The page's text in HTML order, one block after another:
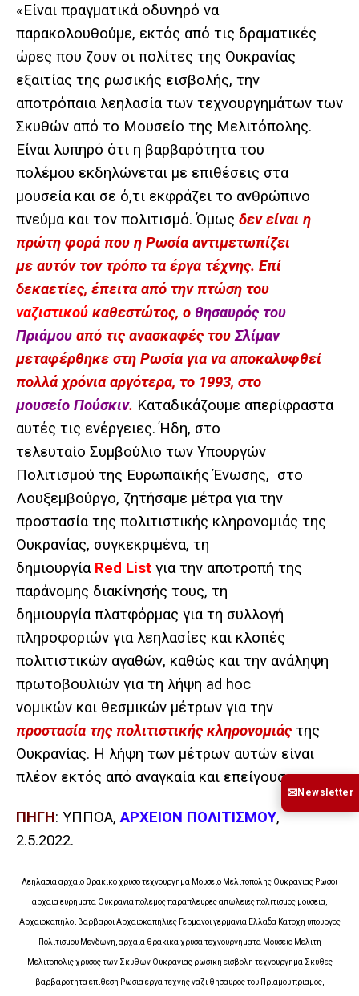
​«Είναι πραγματικά οδυνηρό να
παρακολουθούμε, εκτός από τις δραματικές
ώρες που ζουν οι πολίτες της Ουκρανίας
εξαιτίας της ρωσικής εισβολής, την
αποτρόπαια λεηλασία των τεχνουργημάτων των
Σκυθών από το Μουσείο της Μελιτόπολης.
Είναι λυπηρό ότι η βαρβαρότητα του
πολέμου εκδηλώνεται με επιθέσεις στα
μουσεία και σε ό,τι εκφράζει το ανθρώπινο
πνεύμα και τον πολιτισμό. Όμως δεν είναι η
πρώτη φορά που η Ρωσία αντιμετωπίζει
με αυτόν τον τρόπο τα έργα τέχνης. Επί
δεκαετίες, έπειτα από την πτώση του
ναζιστικού καθεστώτος, ο θησαυρός του
Πριάμου από τις ανασκαφές τουΣλίμαν
μεταφέρθηκε στη Ρωσία για να αποκαλυφθεί
πολλά χρόνια αργότερα, το 1993, στο
μουσείο Πούσκιν. Καταδικάζουμε απερίφραστα
αυτές τις ενέργειες. Ήδη, στο
τελευταίο Συμβούλιο των Υπουργών
Πολιτισμού της Ευρωπαϊκής Ένωσης, στο
Λουξεμβούργο, ζητήσαμε μέτρα για την
προστασία της πολιτιστικής κληρονομιάς της
Ουκρανίας, συγκεκριμένα, τη
δημιουργία Red List για την αποτροπή της
παράνομης διακίνησής τους, τη
δημιουργία πλατφόρμας για τη συλλογή
πληροφοριών για λεηλασίες και κλοπές
πολιτιστικών αγαθών, καθώς και την ανάληψη
πρωτοβουλιών για τη λήψη ad hoc
νομικών και θεσμικών μέτρων για την
προστασία της πολιτιστικής κληρονομιάς της
Ουκρανίας. Η λήψη των μέτρων αυτών είναι
πλέον εκτός από αναγκαία και επείγουσα».
ΠΗΓΗ: ΥΠΠΟΑ,ΑΡΧΕΙΟΝ ΠΟΛΙΤΙΣΜΟΥ,
2.5.2022.
Λεηλασια αρχαιο θρακικο χρυσο τεχνουργημα Μουσειο Μελιτοπολης Ουκρανιας Ρωσοι
αρχαια ευρηματα Ουκρανια πολεμος παραπλευρες απωλειες πολιτισμος μουσεια,
Αρχαιοκαπηλοι βαρβαροι Αρχαιοκαπηλιες Γερμανοι γερμανια Ελλαδα Κατοχη υπουργος
Πολιτισμου Μενδωνη, αρχαια θρακικα χρυσα τεχνουργηματα Μουσειο Μελιτη
Μελιτοπολις χρυσος των Σκυθων Ουκρανιας ρωσικη εισβολη τεχνουργημα Σκυθες
βαρβαροτητα επιθεση Ρωσια εργα τεχνης ναζι θησαυρος του Πριαμου πριαμος,
✉Newsletter